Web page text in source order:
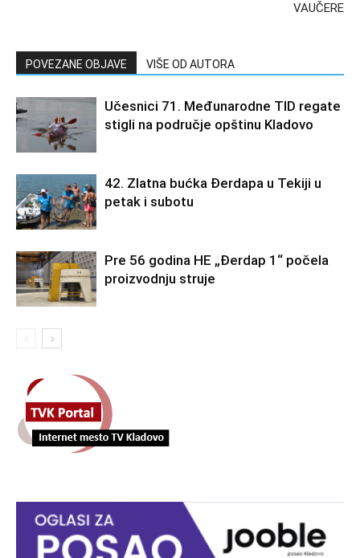
VAUČERE
POVEZANE OBJAVE VIŠE OD AUTORA
Učesnici 71. Međunarodne TID regate
stigli na područje opštinu Kladovo
42. Zlatna bućka Đerdapa u Tekiji u
petak i subotu
Pre 56 godina HE „Đerdap 1“ počela
proizvodnju struje